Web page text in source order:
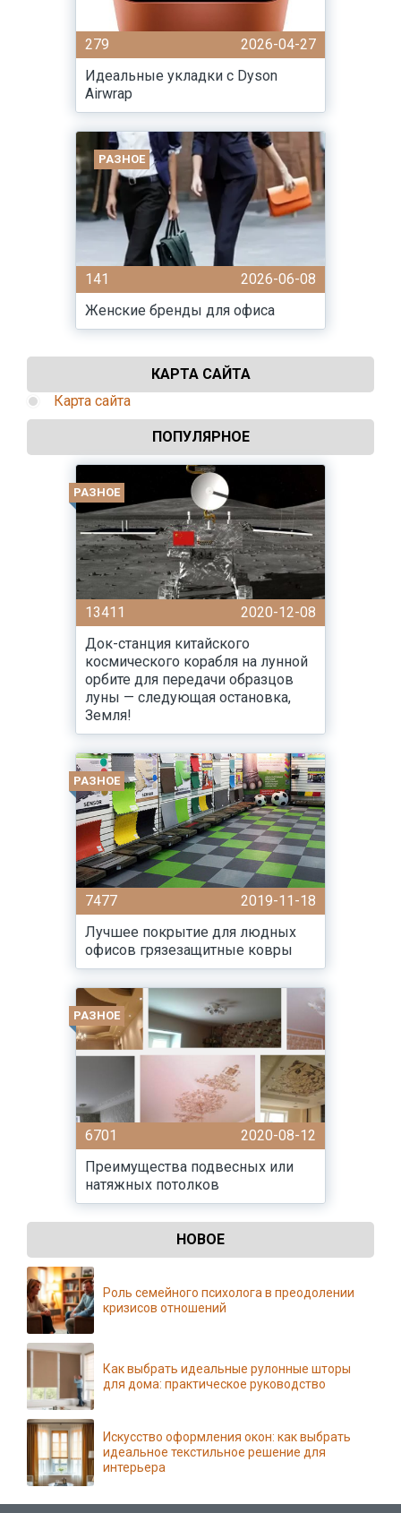
279
2026-04-27
Идеальные укладки с Dyson
Airwrap
РАЗНОЕ
141
2026-06-08
Женские бренды для офиса
КАРТА САЙТА
Карта сайта
ПОПУЛЯРНОЕ
РАЗНОЕ
13411
2020-12-08
Док-станция китайского
космического корабля на лунной
орбите для передачи образцов
луны — следующая остановка,
Земля!
РАЗНОЕ
7477
2019-11-18
Лучшее покрытие для людных
офисов грязезащитные ковры
РАЗНОЕ
6701
2020-08-12
Преимущества подвесных или
натяжных потолков
НОВОЕ
Роль семейного психолога в преодолении
кризисов отношений
Как выбрать идеальные рулонные шторы
для дома: практическое руководство
Искусство оформления окон: как выбрать
идеальное текстильное решение для
интерьера